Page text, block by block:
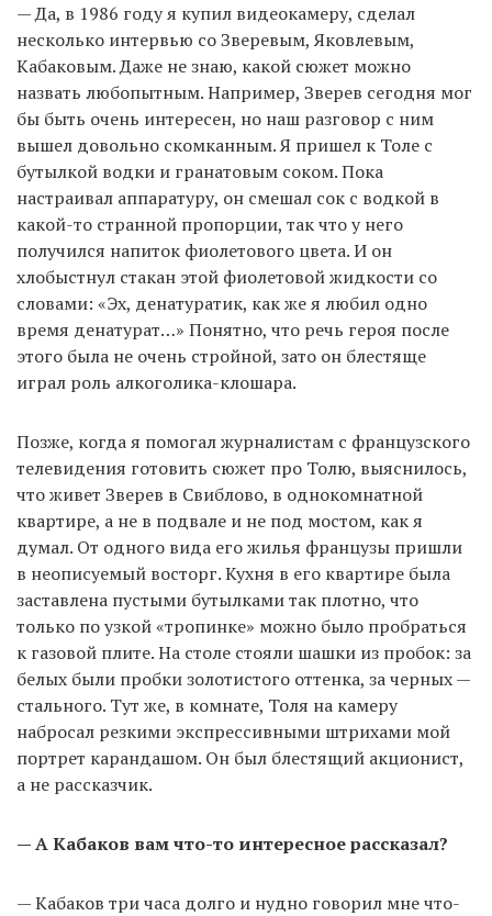
— Да, в 1986 году я купил видеокамеру, сделал
несколько интервью со Зверевым, Яковлевым,
Кабаковым. Даже не знаю, какой сюжет можно
назвать любопытным. Например, Зверев сегодня мог
бы быть очень интересен, но наш разговор с ним
вышел довольно скомканным. Я пришел к Толе с
бутылкой водки и гранатовым соком. Пока
настраивал аппаратуру, он смешал сок с водкой в
какой-то странной пропорции, так что у него
получился напиток фиолетового цвета. И он
хлобыстнул стакан этой фиолетовой жидкости со
словами: «Эх, денатуратик, как же я любил одно
время денатурат…» Понятно, что речь героя после
этого была не очень стройной, зато он блестяще
играл роль алкоголика-клошара.
Позже, когда я помогал журналистам с французского
телевидения готовить сюжет про Толю, выяснилось,
что живет Зверев в Свиблово, в однокомнатной
квартире, а не в подвале и не под мостом, как я
думал. От одного вида его жилья французы пришли
в неописуемый восторг. Кухня в его квартире была
заставлена пустыми бутылками так плотно, что
только по узкой «тропинке» можно было пробраться
к газовой плите. На столе стояли шашки из пробок: за
белых были пробки золотистого оттенка, за черных —
стального. Тут же, в комнате, Толя на камеру
набросал резкими экспрессивными штрихами мой
портрет карандашом. Он был блестящий акционист,
а не рассказчик.
— А Кабаков вам что-то интересное рассказал?
— Кабаков три часа долго и нудно говорил мне что-